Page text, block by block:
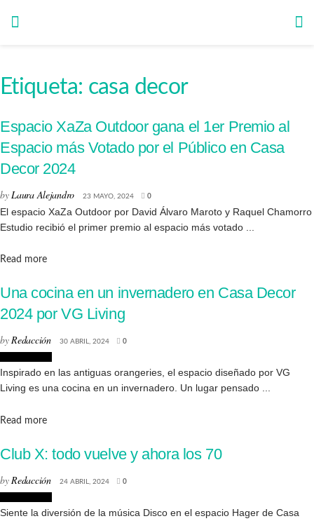
Etiqueta: casa decor
Espacio XaZa Outdoor gana el 1er Premio al
Espacio más Votado por el Público en Casa
Decor 2024
byLaura Alejandro 23 MAYO, 2024 0
El espacio XaZa Outdoor por David Álvaro Maroto y Raquel Chamorro
Estudio recibió el primer premio al espacio más votado ...
Read moreDetails
Una cocina en un invernadero en Casa Decor
2024 por VG Living
byRedacción 30 ABRIL, 2024 0
Inspirado en las antiguas orangeries, el espacio diseñado por VG
Living es una cocina en un invernadero. Un lugar pensado ...
Read moreDetails
Club X: todo vuelve y ahora los 70
by Redacción 24 ABRIL, 2024 0
Siente la diversión de la música Disco en el espacio Hager de Casa